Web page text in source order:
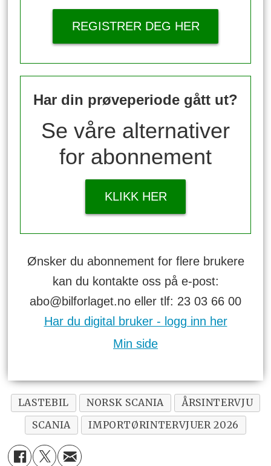
REGISTRER DEG HER
Har din prøveperiode gått ut?
Se våre alternativer
for abonnement
KLIKK HER
Ønsker du abonnement for flere brukere
kan du kontakte oss på e-post:
abo@bilforlaget.no eller tlf: 23 03 66 00
Har du digital bruker - logg inn her
Min side
LASTEBIL NORSK SCANIA
ÅRSINTERVJU
SCANIA
IMPORTØRINTERVJUER 2026